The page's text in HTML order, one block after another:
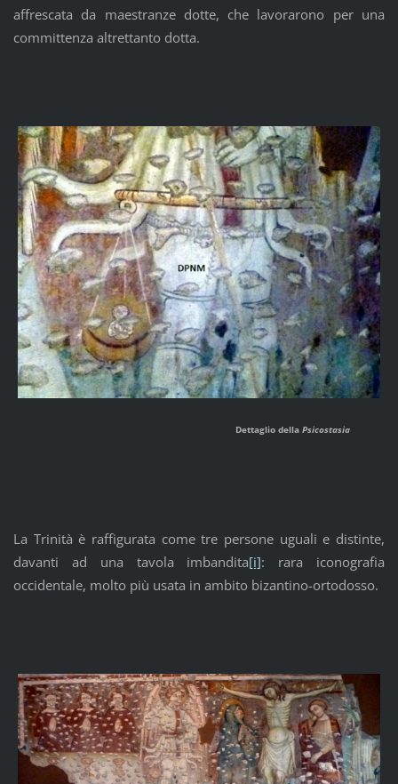
affrescata da maestranze dotte, che lavorarono per una
committenza altrettanto dotta.
Dettaglio della Psicostasia
La Trinità è raffigurata come tre persone uguali e distinte,
davanti ad una tavola imbandita[i]: rara iconografia
occidentale, molto più usata in ambito bizantino-ortodosso.